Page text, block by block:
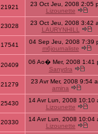
21921
23 Oct Jeu, 2008 2:05
Lizounette
23028
23 Oct Jeu, 2008 3:42
LAURYNHILL
17541
04 Sep Jeu, 2008 7:39
m6journaliste
20409
06 Ao� Mer, 2008 1:41
Sanydra
21279
23 Avr Mer, 2008 9:54
amina
25430
14 Avr Lun, 2008 10:10
Lizounette
20330
14 Avr Lun, 2008 10:04
Lizounette